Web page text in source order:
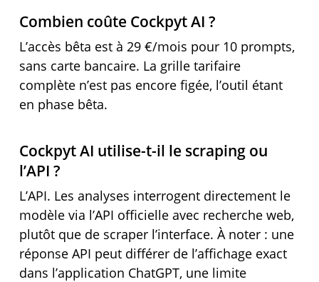
Combien coûte Cockpyt AI ?
L’accès bêta est à 29 €/mois pour 10 prompts,
sans carte bancaire. La grille tarifaire
complète n’est pas encore figée, l’outil étant
en phase bêta.
Cockpyt AI utilise-t-il le scraping ou
l’API ?
L’API. Les analyses interrogent directement le
modèle via l’API officielle avec recherche web,
plutôt que de scraper l’interface. À noter : une
réponse API peut différer de l’affichage exact
dans l’application ChatGPT, une limite